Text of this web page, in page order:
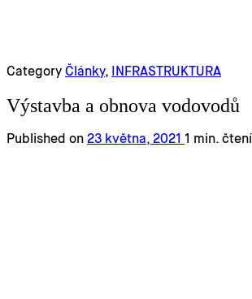
Category Články, INFRASTRUKTURA
Výstavba a obnova vodovodů
Published on 23 května, 2021 1 min. čtení